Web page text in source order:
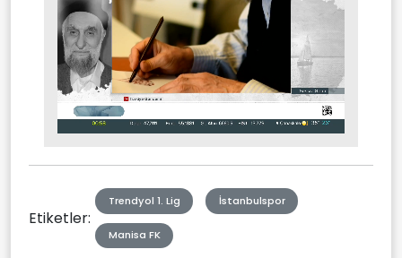
Mute Stream
Etiketler:
Trendyol 1. Lig İstanbulspor
Manisa FK